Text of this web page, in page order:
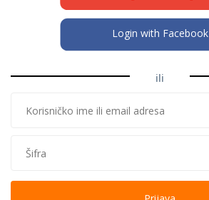
Login with Facebook
ili